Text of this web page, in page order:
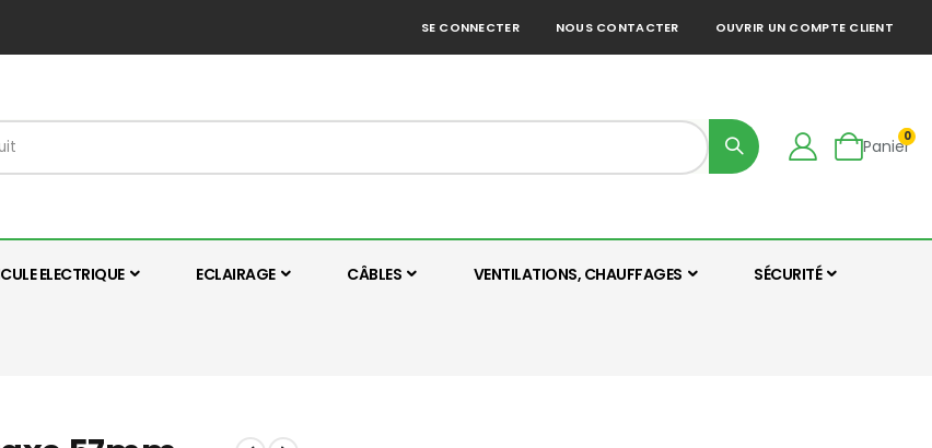
SE CONNECTER NOUS CONTACTER OUVRIR UN COMPTE CLIENT
Panier
0
ELECTRIQUE ECLAIRAGE CÂBLES VENTILATIONS, CHAUFFAGES SÉCURITÉ